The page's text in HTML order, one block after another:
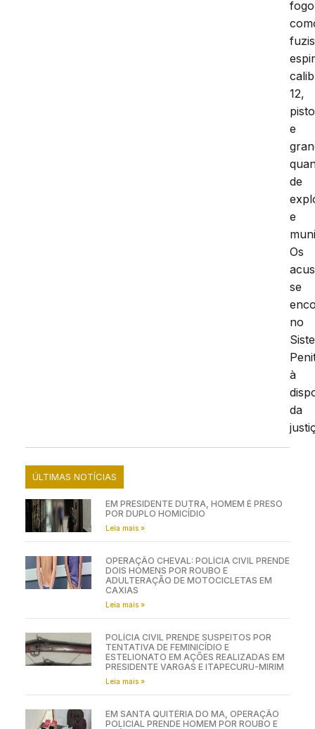
12,
e
de
e
Os
se
no
à
da
ÚLTIMAS NOTÍCIAS
EM PRESIDENTE DUTRA, HOMEM É PRESO
POR DUPLO HOMICÍDIO
Leia mais »
OPERAÇÃO CHEVAL: POLÍCIA CIVIL PRENDE
DOIS HOMENS POR ROUBO E
ADULTERAÇÃO DE MOTOCICLETAS EM
CAXIAS
Leia mais »
POLÍCIA CIVIL PRENDE SUSPEITOS POR
TENTATIVA DE FEMINICÍDIO E
ESTELIONATO EM AÇÕES REALIZADAS EM
PRESIDENTE VARGAS E ITAPECURU-MIRIM
Leia mais »
EM SANTA QUITÉRIA DO MA, OPERAÇÃO
POLICIAL PRENDE HOMEM POR ROUBO E